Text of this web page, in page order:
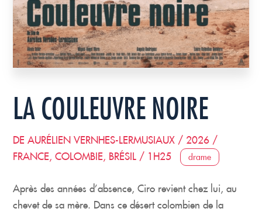
LA COULEUVRE NOIRE
DE AURÉLIEN VERNHES-LERMUSIAUX / 2026 /
FRANCE, COLOMBIE, BRÉSIL / 1H25
drame
Après des années d’absence, Ciro revient chez lui, au
chevet de sa mère. Dans ce désert colombien de la